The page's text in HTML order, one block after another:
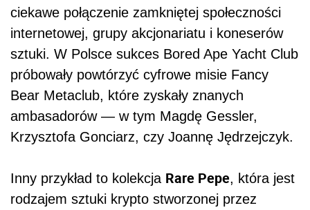
ciekawe połączenie zamkniętej społeczności
internetowej, grupy akcjonariatu i koneserów
sztuki. W Polsce sukces Bored Ape Yacht Club
próbowały powtórzyć cyfrowe misie Fancy
Bear Metaclub, które zyskały znanych
ambasadorów — w tym Magdę Gessler,
Krzysztofa Gonciarz, czy Joannę Jędrzejczyk.
Inny przykład to kolekcja Rare Pepe, która jest
rodzajem sztuki krypto stworzonej przez